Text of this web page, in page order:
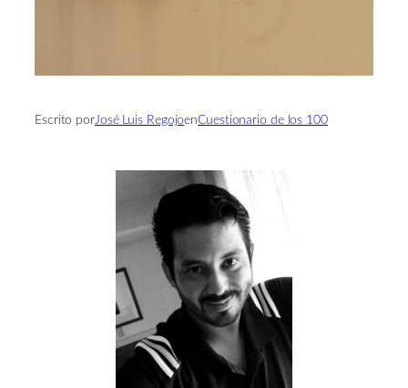
Escrito porJosé Luis RegojoenCuestionario de los 100